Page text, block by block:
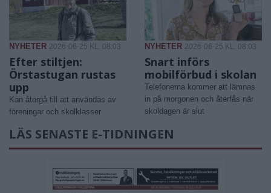
NYHETER 2026-06-25 KL. 08:03
Efter stiltjen:
Örstastugan rustas
upp
Kan återgå till att användas av
föreningar och skolklasser
NYHETER 2026-06-25 KL. 08:03
Snart införs
mobilförbud i skolan
Telefonerna kommer att lämnas
in på morgonen och återfås när
skoldagen är slut
LÄS SENASTE E-TIDNINGEN